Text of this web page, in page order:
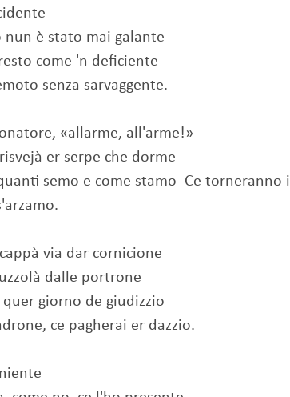
nun è stato mai galante
come 'n deficiente
senza sarvaggente.
«allarme, all'arme!»
er serpe che dorme
semo e come stamo Ce torneranno i
via dar cornicione
dalle portrone
quer giorno de giudizzio
ce pagherai er dazzio.